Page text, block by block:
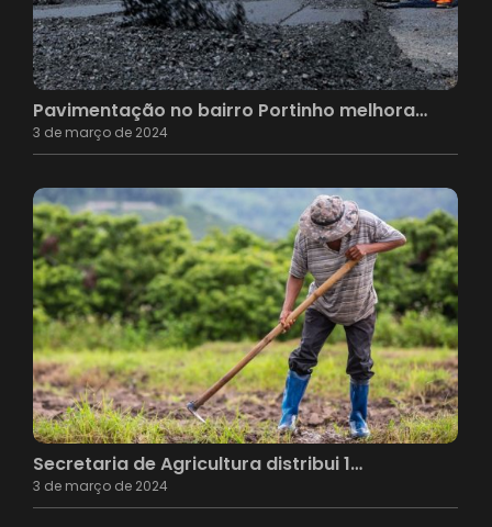
Pavimentação no bairro Portinho melhora…
3 de março de 2024
Secretaria de Agricultura distribui 1…
3 de março de 2024